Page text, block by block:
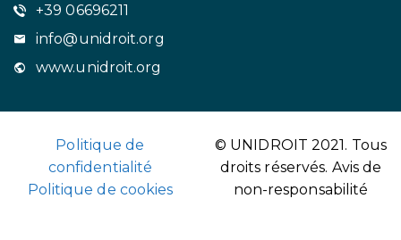
+39 06696211
info@unidroit.org
www.unidroit.org
Politique de
confidentialité
Politique de cookies
© UNIDROIT 2021. Tous
droits réservés. Avis de
non-responsabilité